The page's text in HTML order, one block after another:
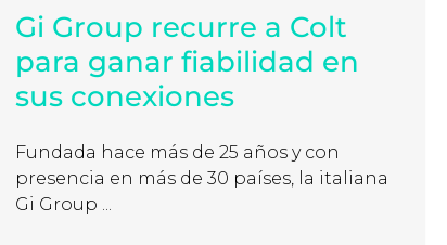
Gi Group recurre a Colt
para ganar fiabilidad en
sus conexiones
Fundada hace más de 25 años y con
presencia en más de 30 países, la italiana
Gi Group ...